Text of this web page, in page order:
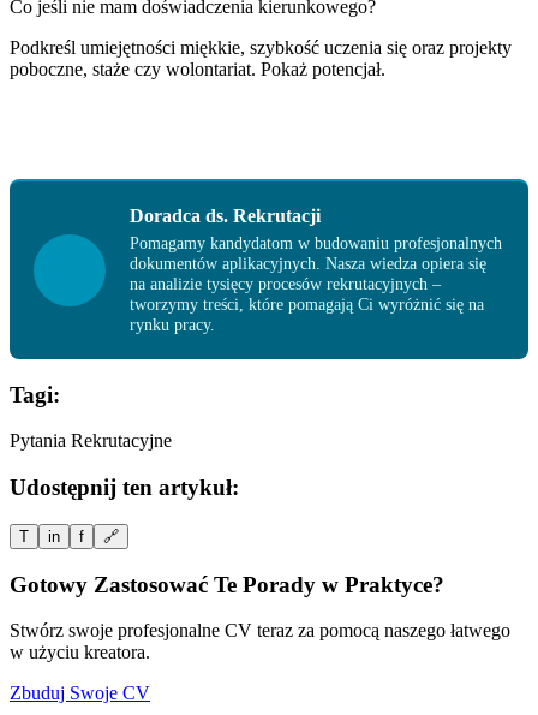
Co jeśli nie mam doświadczenia kierunkowego?
Podkreśl umiejętności miękkie, szybkość uczenia się oraz projekty
poboczne, staże czy wolontariat. Pokaż potencjał.
Doradca ds. Rekrutacji
Pomagamy kandydatom w budowaniu profesjonalnych
dokumentów aplikacyjnych. Nasza wiedza opiera się
na analizie tysięcy procesów rekrutacyjnych –
tworzymy treści, które pomagają Ci wyróżnić się na
rynku pracy.
Tagi:
Pytania Rekrutacyjne
Udostępnij ten artykuł:
T in f 🔗
Gotowy Zastosować Te Porady w Praktyce?
Stwórz swoje profesjonalne CV teraz za pomocą naszego łatwego
w użyciu kreatora.
Zbuduj Swoje CV